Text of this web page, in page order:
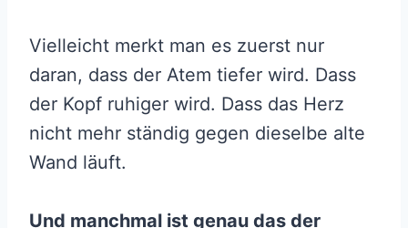
Vielleicht merkt man es zuerst nur
daran, dass der Atem tiefer wird. Dass
der Kopf ruhiger wird. Dass das Herz
nicht mehr ständig gegen dieselbe alte
Wand läuft.
Und manchmal ist genau das der